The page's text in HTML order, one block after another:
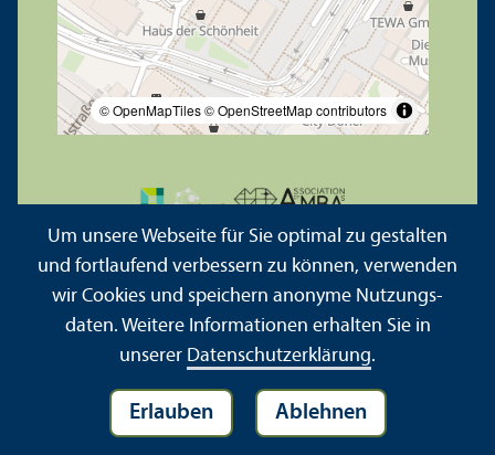
© OpenMapTiles© OpenStreetMap contributors
Um unsere Webseite für Sie optimal zu gestalten
und fortlaufend verbessern zu können, verwenden
wir Cookies und speichern anonyme Nutzungs­
daten. Weitere Informationen erhalten Sie in
unserer Datenschutz­erklärung.
Erlauben Ablehnen